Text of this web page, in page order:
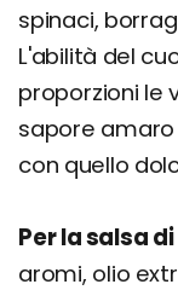
spinaci,
L'abilità del
proporzioni le
sapore
con quello
Per la salsa
aromi, olio